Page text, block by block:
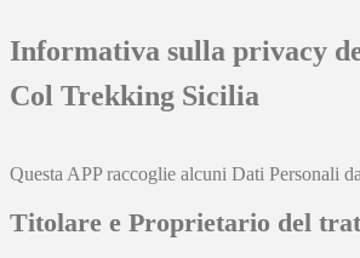
Informativa sulla privacy
Col Trekking Sicilia
Questa APP raccoglie alcuni Dati Personali
Titolare e Proprietario del